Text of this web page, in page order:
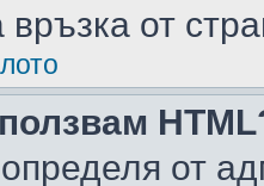
от
от